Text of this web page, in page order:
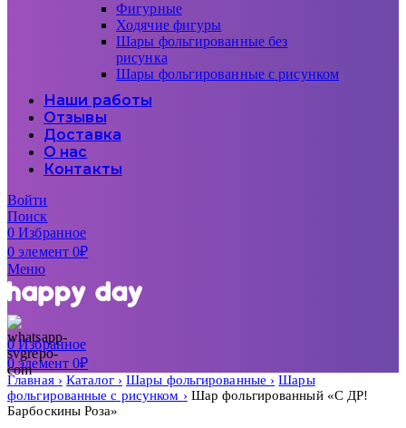
Фигурные
Ходячие фигуры
Шары фольгированные без
рисунка
Шары фольгированные с рисунком
Наши работы
Отзывы
Доставка
О нас
Контакты
Войти
Поиск
0Избранное
0элемент 0₽
Меню
0Избранное
0элемент 0₽
Главная Каталог Шары фольгированные
Шары
фольгированные с рисунком
Шар фольгированный «С ДР!
Барбоскины Роза»